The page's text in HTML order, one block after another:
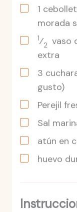
1
morada
1⁄2 vaso
extra
3
gusto)
Perejil
Sal
atún en
huevo